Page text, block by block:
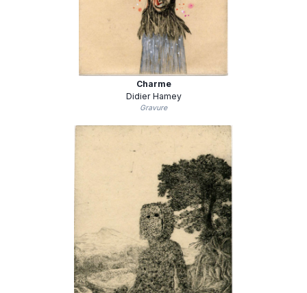
Charme
Didier Hamey
Gravure